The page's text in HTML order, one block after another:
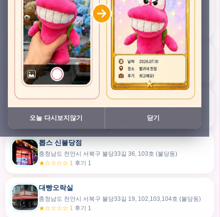
★★★★★ 4.7후기 47
픽스팟 불당점
충청남도 천안시 서북구 불당33길 47, 106호 (불당동)
★☆☆☆☆ 1 후기 1
쿠보 신불당점
충청남도 천안시 서북구 불당33길 35, 105호 (불당동)
★★★☆☆ 2.5후기 2
뽑스 신불당점
충청남도 천안시 서북구 불당33길 36, 103호 (불당동)
★☆☆☆☆ 1 후기 1
대빵오락실
충청남도 천안시 서북구 불당33길 19, 102,103,104호 (불당동)
★☆☆☆☆ 1 후기 1
30m
내위치
💬 카톡대화방
오늘 다시보지않기 닫기